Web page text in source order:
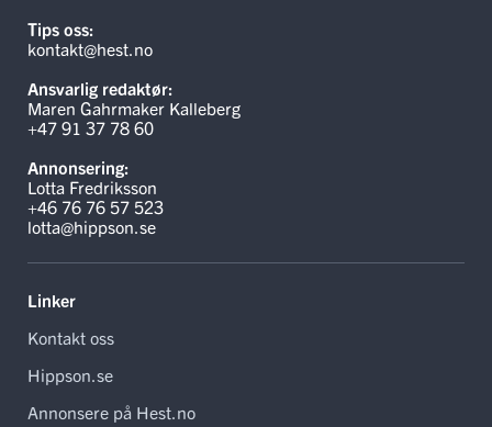
Tips oss:
kontakt@hest.no
Ansvarlig redaktør:
Maren Gahrmaker Kalleberg
+47 91 37 78 60
Annonsering:
Lotta Fredriksson
+46 76 76 57 523
lotta@hippson.se
Linker
Kontakt oss
Hippson.se
Annonsere på Hest.no